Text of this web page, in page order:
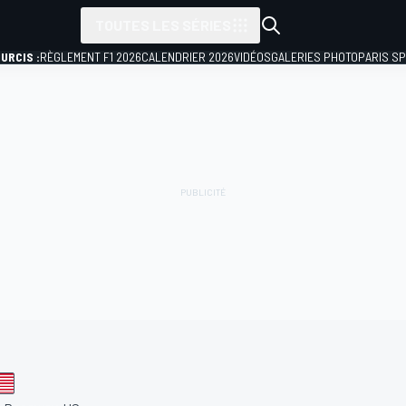
:RÈGLEMENT F1 2026CALENDRIER 2026VIDÉOSGALERIES PHOTOPARIS